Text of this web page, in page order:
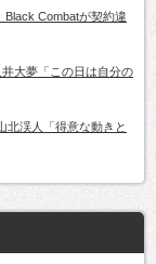
Black Combatが契約違
大夢「この日は自分の
北渓人「得意な動きと